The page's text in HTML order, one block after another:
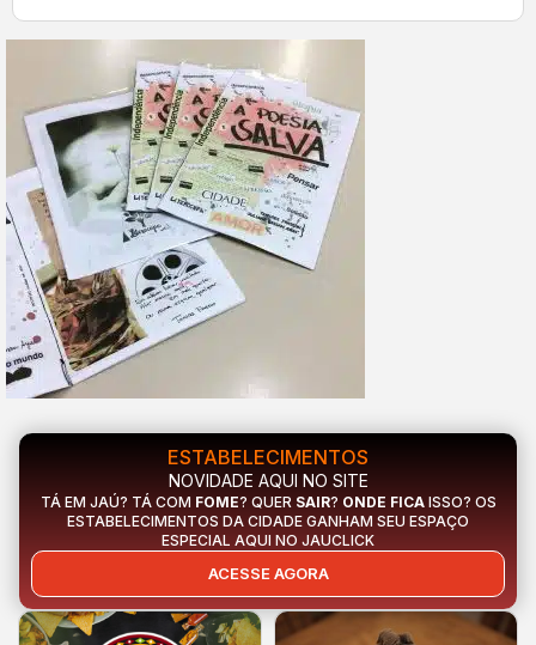
ESTABELECIMENTOS
NOVIDADE AQUI NO SITE
TÁ EM JAÚ? TÁ COM FOME? QUER SAIR? ONDE FICAISSO? OS
ESTABELECIMENTOS DA CIDADE GANHAM SEU ESPAÇO
ESPECIAL AQUI NO JAUCLICK
ACESSE AGORA